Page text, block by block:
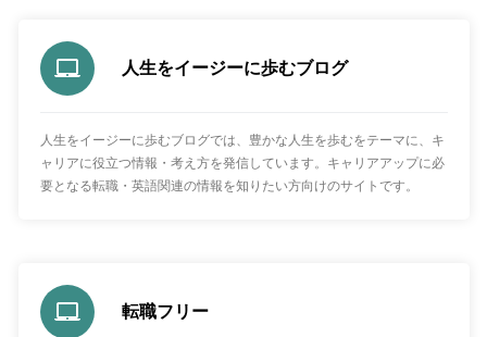
人生をイージーに歩むブログ
人生をイージーに歩むブログでは、豊かな人生を歩むをテーマに、キ
ャリアに役立つ情報・考え方を発信しています。キャリアアップに必
要となる転職・英語関連の情報を知りたい方向けのサイトです。
転職フリー